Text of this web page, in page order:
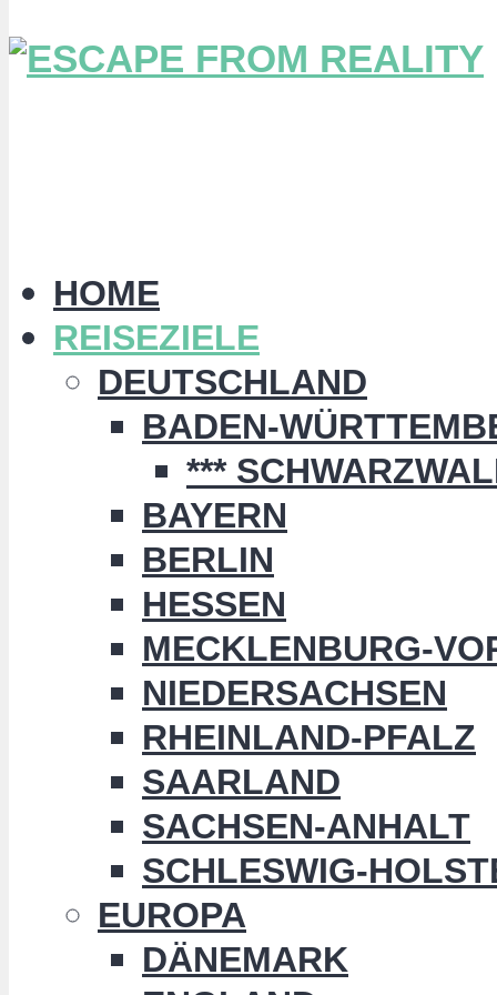
HOME
REISEZIELE
DEUTSCHLAND
BADEN-
***
BAYERN
BERLIN
HESSEN
MECKLENBURG-
NIEDERSACHSEN
RHEINLAND-PFALZ
SAARLAND
SACHSEN-ANHALT
SCHLESWIG-
EUROPA
DÄNEMARK